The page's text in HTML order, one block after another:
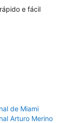
e fácil
de Miami
Arturo Merino